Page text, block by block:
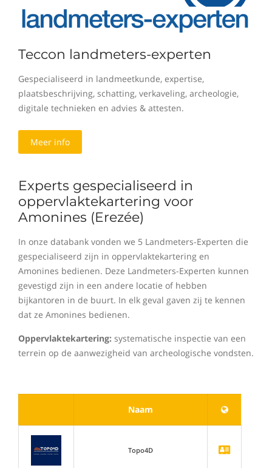
Teccon landmeters-experten
Gespecialiseerd in landmeetkunde, expertise,
plaatsbeschrijving, schatting, verkaveling, archeologie,
digitale technieken en advies & attesten.
Meer info
Experts gespecialiseerd in
oppervlaktekartering voor
Amonines (Erezée)
In onze databank vonden we 5 Landmeters-Experten die
gespecialiseerd zijn in oppervlaktekartering en
Amonines bedienen. Deze Landmeters-Experten kunnen
gevestigd zijn in een andere locatie of hebben
bijkantoren in de buurt. In elk geval gaven zij te kennen
dat ze Amonines bedienen.
Oppervlaktekartering: systematische inspectie van een
terrein op de aanwezigheid van archeologische vondsten.
Naam
Topo4D